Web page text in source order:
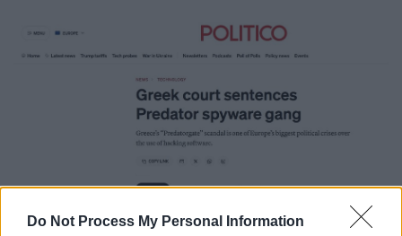
Do Not Process My Personal Information